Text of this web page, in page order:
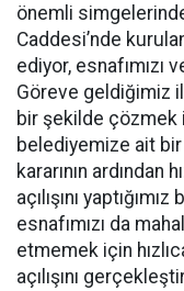
önemli
Caddesi’nde
ediyor, esnafımızı
Göreve geldiğimiz
bir şekilde çözmek
belediyemize ait bir
kararının ardından
açılışını
esnafımızı da
etmemek için
açılışını